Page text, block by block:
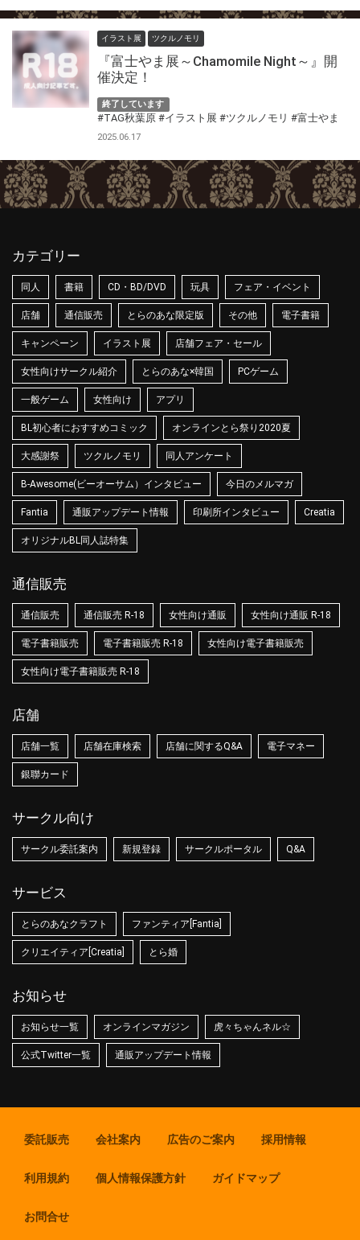
イラスト展 ツクルノモリ
『富士やま展～Chamomile Night～』開
催決定！
終了しています
#TAG秋葉原 #イラスト展 #ツクルノモリ #富士やま
2025.06.17
カテゴリー
同人 書籍 CD・BD/DVD 玩具 フェア・イベント
店舗 通信販売 とらのあな限定版 その他 電子書籍
キャンペーン イラスト展 店舗フェア・セール
女性向けサークル紹介 とらのあな×韓国 PCゲーム
一般ゲーム 女性向け アプリ
BL初心者におすすめコミック オンラインとら祭り2020夏
大感謝祭 ツクルノモリ 同人アンケート
B-Awesome(ビーオーサム）インタビュー 今日のメルマガ
Fantia 通販アップデート情報 印刷所インタビュー Creatia
オリジナルBL同人誌特集
通信販売
通信販売 通信販売 R-18 女性向け通販 女性向け通販 R-18
電子書籍販売 電子書籍販売 R-18 女性向け電子書籍販売
女性向け電子書籍販売 R-18
店舗
店舗一覧 店舗在庫検索 店舗に関するQ&A 電子マネー
銀聯カード
サークル向け
サークル委託案内 新規登録 サークルポータル Q&A
サービス
とらのあなクラフト ファンティア[Fantia]
クリエイティア[Creatia] とら婚
お知らせ
お知らせ一覧 オンラインマガジン 虎々ちゃんネル☆
公式Twitter一覧 通販アップデート情報
委託販売 会社案内 広告のご案内 採用情報
利用規約 個人情報保護方針 ガイドマップ
お問合せ